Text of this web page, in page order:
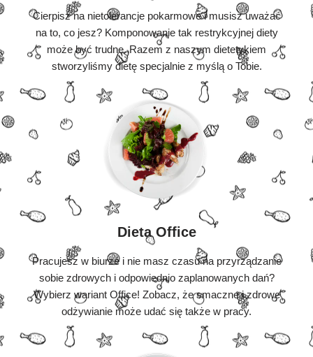
Cierpisz na nietolerancje pokarmowe i musisz uważać
na to, co jesz? Komponowanie tak restrykcyjnej diety
może być trudne. Razem z naszym dietetykiem
stworzyliśmy dietę specjalnie z myślą o Tobie.
Dieta Office
Pracujesz w biurze i nie masz czasu na przyrządzanie
sobie zdrowych i odpowiednio zaplanowanych dań?
Wybierz wariant Office! Zobacz, że smaczne i zdrowe
odżywianie może udać się także w pracy.